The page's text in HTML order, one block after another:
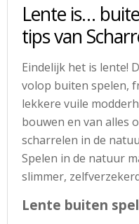
Lente is…
tips van
Eindelijk het is lente!
volop buiten spelen,
lekkere vuile
bouwen en van alles
scharrelen in de
Spelen in de natuur
slimmer,
Lente buiten